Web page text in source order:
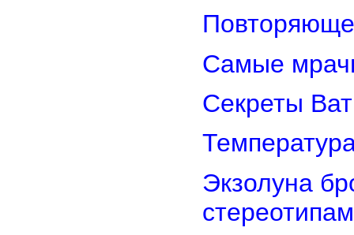
Самые
Секреты
Экзолуна
стереотипам